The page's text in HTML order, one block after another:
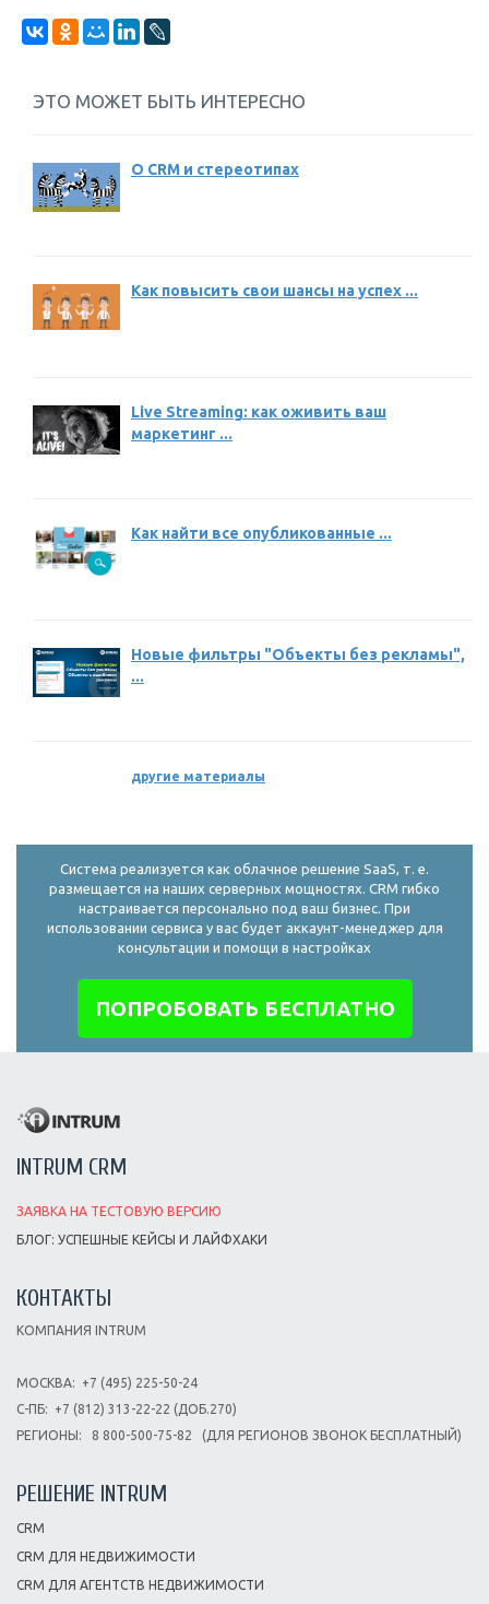
ЭТО МОЖЕТ БЫТЬ ИНТЕРЕСНО
О CRM и стереотипах
Как повысить свои шансы на успех ...
Live Streaming: как оживить ваш
маркетинг ...
Как найти все опубликованные ...
Новые фильтры "Объекты без рекламы",
...
другие материалы
Система реализуется как облачное решение SaaS, т. е.
размещается на наших серверных мощностях. CRM гибко
настраивается персонально под ваш бизнес. При
использовании сервиса у вас будет аккаунт-менеджер для
консультации и помощи в настройках
ПОПРОБОВАТЬ БЕСПЛАТНО
INTRUM CRM
ЗАЯВКА НА ТЕСТОВУЮ ВЕРСИЮ
БЛОГ: УСПЕШНЫЕ КЕЙСЫ И ЛАЙФХАКИ
КОНТАКТЫ
КОМПАНИЯ INTRUM
МОСКВА:
+7 (495) 225-50-24
С-ПБ:
+7 (812) 313-22-22 (ДОБ.270)
РЕГИОНЫ:
8 800-500-75-82 (ДЛЯ РЕГИОНОВ ЗВОНОК БЕСПЛАТНЫЙ)
РЕШЕНИЕ INTRUM
CRM
CRM ДЛЯ НЕДВИЖИМОСТИ
CRM ДЛЯ АГЕНТСТВ НЕДВИЖИМОСТИ